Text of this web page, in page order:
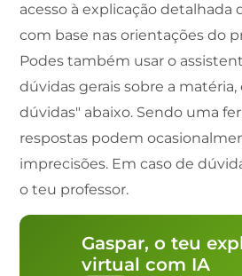
acesso à explicação detalhada
com base nas orientações do
Podes também usar o
dúvidas gerais sobre a matéria,
dúvidas" abaixo. Sendo uma
respostas podem
imprecisões. Em caso de
o teu professor.
Gaspar, o teu
virtual com IA